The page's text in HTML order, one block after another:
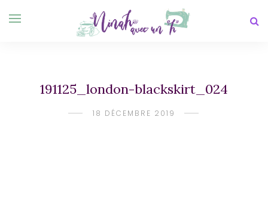
191125_london-blackskirt_024
18 DÉCEMBRE 2019